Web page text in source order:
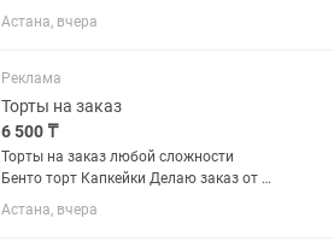
Эллиптический тренажер GF Power
ждет именно вас!• Плавный ход
нагрузки (от "легкой прогулки" до "я...
Астана, вчера
Реклама
Торты на заказ
6 500 ₸
Торты на заказ любой сложности
Бенто торт Капкейки Делаю заказ от 2
кг Цена Начинки : Рафаэлло
Классический шифоновый бисквит
Астана, вчера